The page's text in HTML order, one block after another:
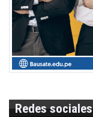
Redes sociales